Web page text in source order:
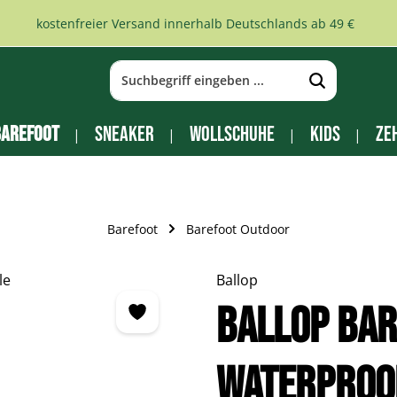
kostenfreier Versand innerhalb Deutschlands ab 49 €
Sneaker Wollschuhe Kids
Barefoot Barefoot Outdoor
Ballop
BALLOP